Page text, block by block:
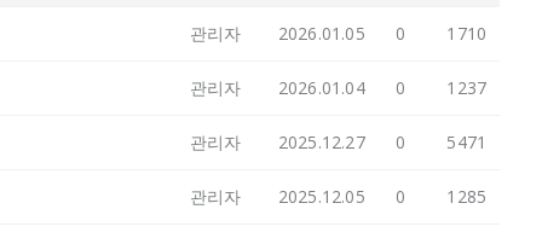
관리자 2026.01.05 0 1710
관리자 2026.01.04 0 1237
관리자 2025.12.27 0 5471
관리자 2025.12.05 0 1285